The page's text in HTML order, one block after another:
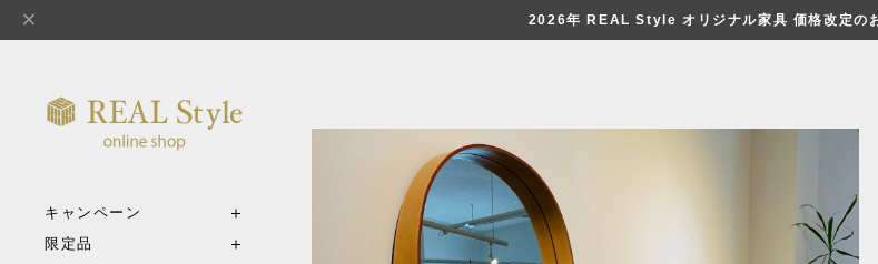
2026年 REAL Style オリジナル家具 価格改定の
キャンペーン
限定品